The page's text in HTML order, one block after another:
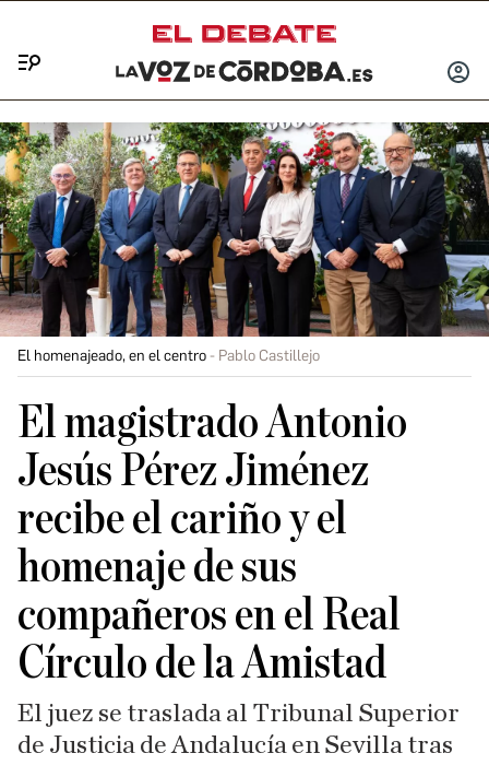
INICIAR
El homenajeado, en el centro Pablo Castillejo
El magistrado Antonio
Jesús Pérez Jiménez
recibe el cariño y el
homenaje de sus
compañeros en el Real
Círculo de la Amistad
El juez se traslada al Tribunal Superior
de Justicia de Andalucía en Sevilla tras